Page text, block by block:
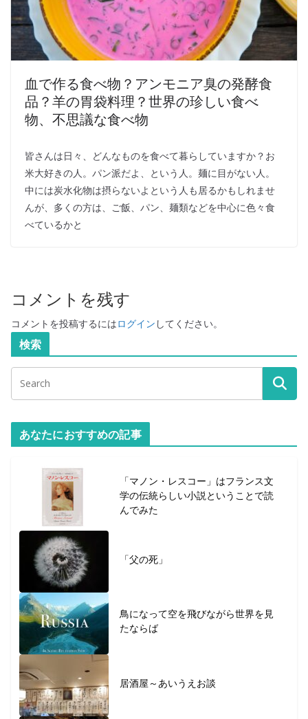
血で作る食べ物？アンモニア臭の発酵食
品？羊の胃袋料理？世界の珍しい食べ
物、不思議な食べ物
皆さんは日々、どんなものを食べて暮らしていますか？お
米大好きの人。パン派だよ、という人。麺に目がない人。
中には炭水化物は摂らないよという人も居るかもしれませ
んが、多くの方は、ご飯、パン、麺類などを中心に色々食
べているかと
コメントを残す
コメントを投稿するにはログイン してください。
検索
あなたにおすすめの記事
「マノン・レスコー」はフランス文
学の伝統らしい小説ということで読
んでみた
「父の死」
鳥になって空を飛びながら世界を見
たならば
居酒屋～あいうえお談